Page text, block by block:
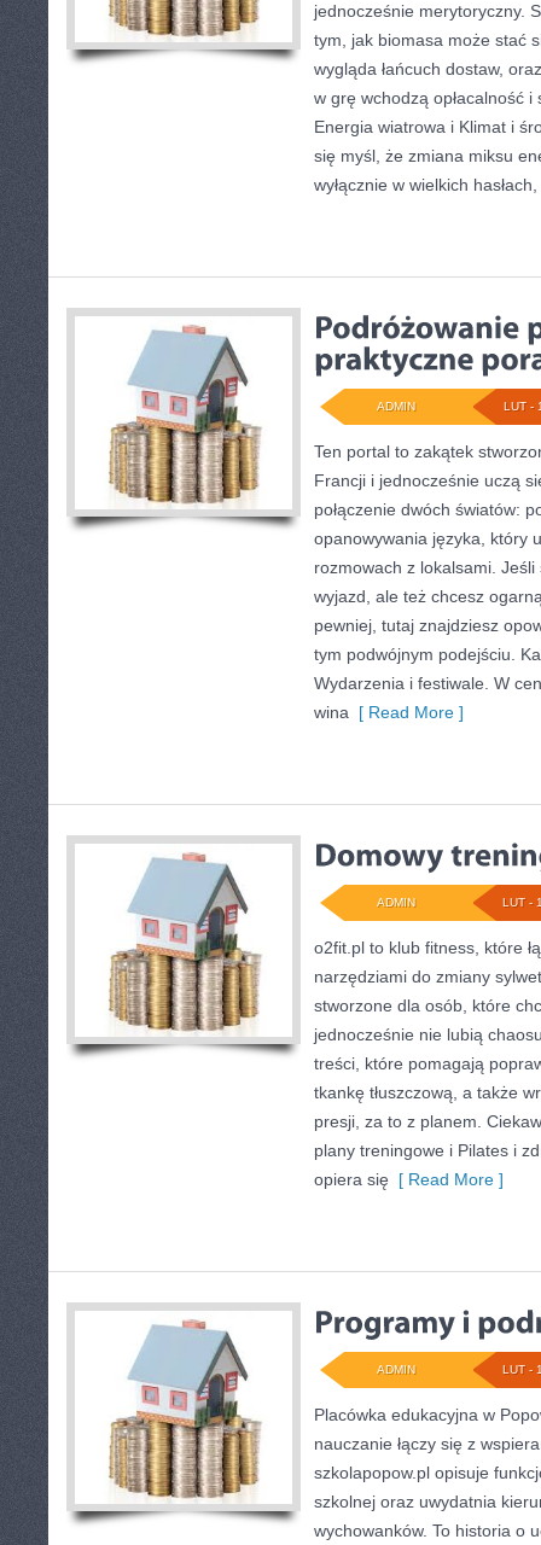
jednocześnie merytoryczny.
tym, jak biomasa może stać
wygląda łańcuch dostaw,
w grę wchodzą opłacalność
Energia wiatrowa i Klimat i
się myśl, że zmiana miksu
wyłącznie w wielkich hasłach,
LUT -
ADMIN
Ten portal to zakątek
Francji i jednocześnie uczą
połączenie dwóch światów:
opanowywania języka, który
rozmowach z lokalsami. Jeśli
wyjazd, ale też chcesz
pewniej, tutaj znajdziesz
tym podwójnym podejściu.
Wydarzenia i festiwale. W
wina [ Read More ]
LUT -
ADMIN
o2fit.pl to klub fitness, które
narzędziami do zmiany
stworzone dla osób, które
jednocześnie nie lubią
treści, które pomagają
tkankę tłuszczową, a także
presji, za to z planem.
plany treningowe i Pilates i
opiera się [ Read More ]
LUT -
ADMIN
Placówka edukacyjna w
nauczanie łączy się z
szkolapopow.pl opisuje
szkolnej oraz uwydatnia
wychowanków. To historia o